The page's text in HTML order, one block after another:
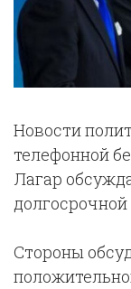
Новости
телефонной
Лагар
Стороны